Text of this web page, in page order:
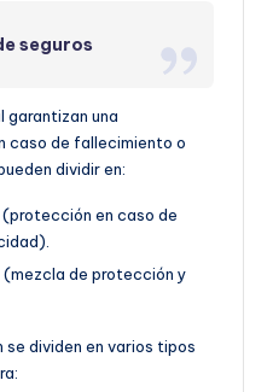
seguros
garantizan una
caso de fallecimiento o
dividir en:
en caso de
(mezcla de protección y
se dividen en varios tipos